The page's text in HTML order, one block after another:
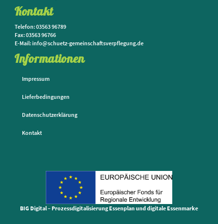
Kontakt
Telefon: 03563 96789
Fax: 03563 96766
E-Mail: info@schuetz-gemeinschaftsverpflegung.de
Informationen
Impressum
Lieferbedingungen
Datenschutzerklärung
Kontakt
BIG Digital – Prozessdigitalisierung Essenplan und digitale Essenmarke